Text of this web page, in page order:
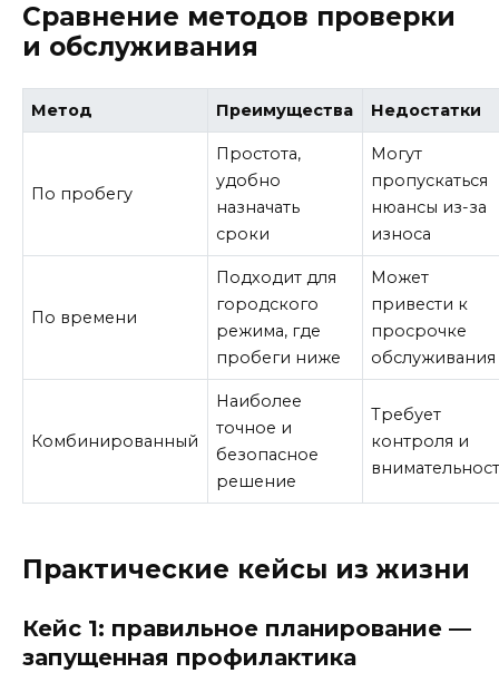
Сравнение методов проверки
и обслуживания
Метод Преимущества Недостатки
По пробегу
Простота,
удобно
назначать
сроки
Могут
пропускаться
нюансы из-за
износа
По времени
Подходит для
городского
режима, где
пробеги ниже
Может
привести к
просрочке
обслуживания
Комбинированный
Наиболее
точное и
безопасное
решение
Требует
контроля и
Практические кейсы из жизни
Кейс 1: правильное планирование —
запущенная профилактика